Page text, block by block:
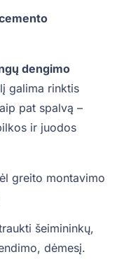
dengimo
galima rinktis
pat spalvą –
ir juodos
greito montavimo
šeimininkų,
dėmesį.